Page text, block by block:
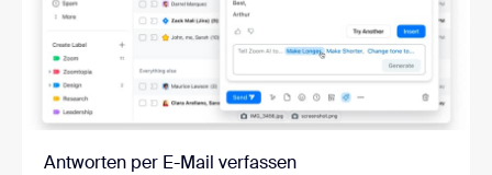
Antworten per E-Mail verfassen